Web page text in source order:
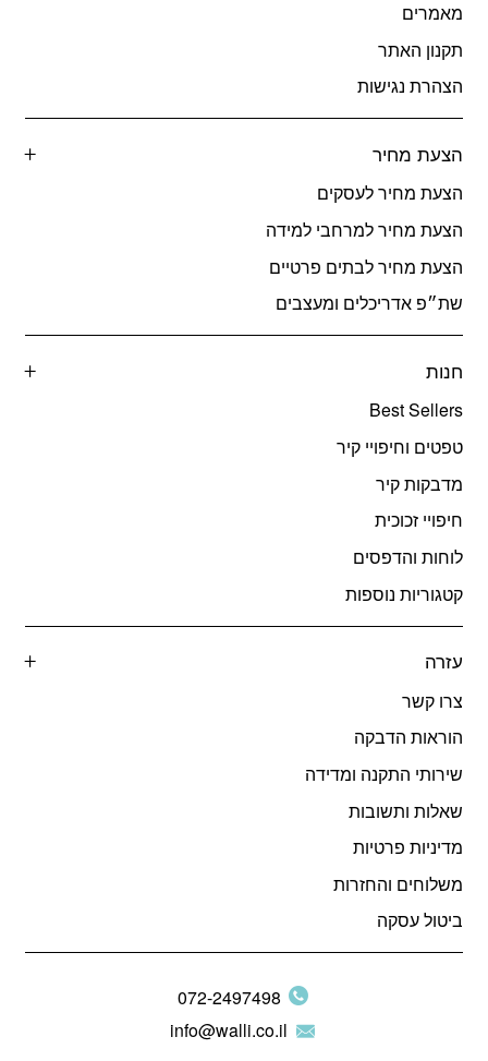
מאמרים
תקנון האתר
הצהרת נגישות
הצעת מחיר
הצעת מחיר לעסקים
הצעת מחיר למרחבי למידה
הצעת מחיר לבתים פרטיים
שת״פ אדריכלים ומעצבים
חנות
Best Sellers
טפטים וחיפויי קיר
מדבקות קיר
חיפויי זכוכית
לוחות והדפסים
קטגוריות נוספות
עזרה
צרו קשר
הוראות הדבקה
שירותי התקנה ומדידה
שאלות ותשובות
מדיניות פרטיות
משלוחים והחזרות
ביטול עסקה
072-2497498
info@walli.co.il